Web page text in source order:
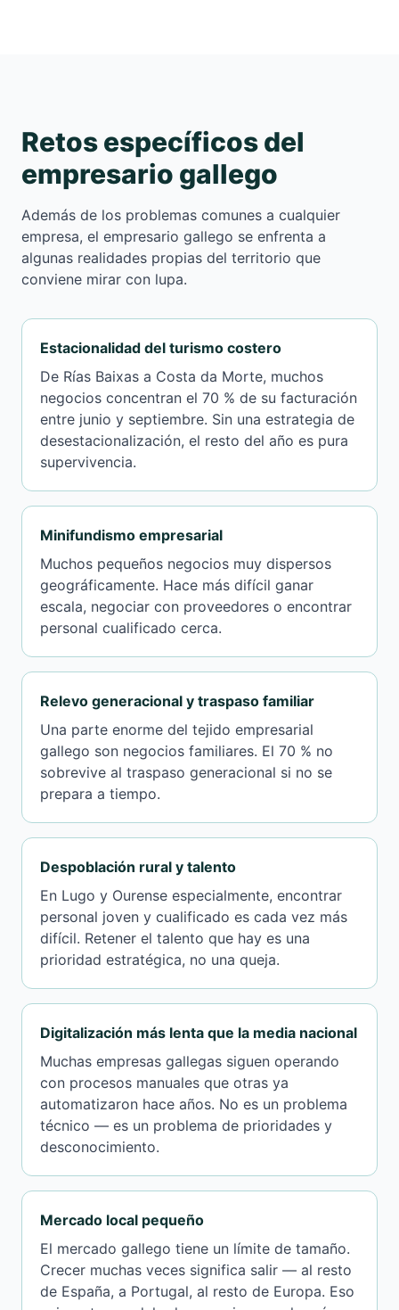
Retos específicos del
empresario gallego
Además de los problemas comunes a cualquier
empresa, el empresario gallego se enfrenta a
algunas realidades propias del territorio que
conviene mirar con lupa.
Estacionalidad del turismo costero
De Rías Baixas a Costa da Morte, muchos
negocios concentran el 70 % de su facturación
entre junio y septiembre. Sin una estrategia de
desestacionalización, el resto del año es pura
supervivencia.
Minifundismo empresarial
Muchos pequeños negocios muy dispersos
geográficamente. Hace más difícil ganar
escala, negociar con proveedores o encontrar
personal cualificado cerca.
Relevo generacional y traspaso familiar
Una parte enorme del tejido empresarial
gallego son negocios familiares. El 70 % no
sobrevive al traspaso generacional si no se
prepara a tiempo.
Despoblación rural y talento
En Lugo y Ourense especialmente, encontrar
personal joven y cualificado es cada vez más
difícil. Retener el talento que hay es una
prioridad estratégica, no una queja.
Digitalización más lenta que la media nacional
Muchas empresas gallegas siguen operando
con procesos manuales que otras ya
automatizaron hace años. No es un problema
técnico — es un problema de prioridades y
desconocimiento.
Mercado local pequeño
El mercado gallego tiene un límite de tamaño.
Crecer muchas veces significa salir — al resto
de España, a Portugal, al resto de Europa. Eso